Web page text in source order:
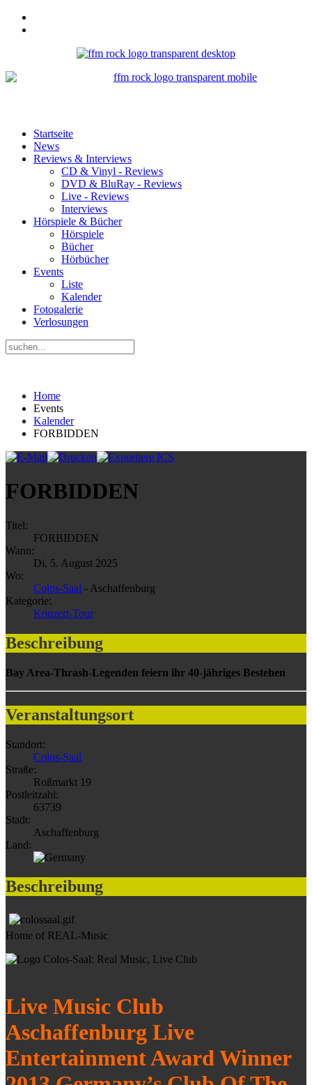
Startseite
News
Reviews & Interviews
CD & Vinyl - Reviews
DVD & BluRay - Reviews
Live - Reviews
Interviews
Hörspiele & Bücher
Hörspiele
Bücher
Hörbücher
Events
Liste
Kalender
Fotogalerie
Verlosungen
Home
Events
Kalender
FORBIDDEN
FORBIDDEN
Titel:
FORBIDDEN
Wann:
Di, 5. August 2025
Wo:
Colos-Saal - Aschaffenburg
Kategorie:
Konzert-Tour
Beschreibung
Bay Area-Thrash-Legenden feiern ihr 40-jähriges Bestehen
Veranstaltungsort
Standort:
Colos-Saal
Straße:
Roßmarkt 19
Postleitzahl:
63739
Stadt:
Aschaffenburg
Land:
Beschreibung
Home of REAL-Music
Live Music Club
Aschaffenburg Live
Entertainment Award Winner